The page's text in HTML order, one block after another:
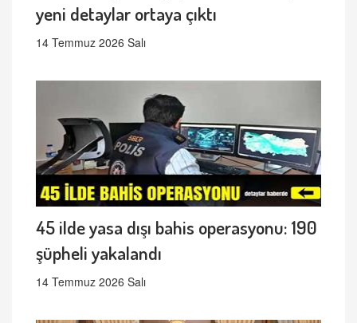
yeni detaylar ortaya çıktı
14 Temmuz 2026 Salı
45 ilde yasa dışı bahis operasyonu: 190
şüpheli yakalandı
14 Temmuz 2026 Salı